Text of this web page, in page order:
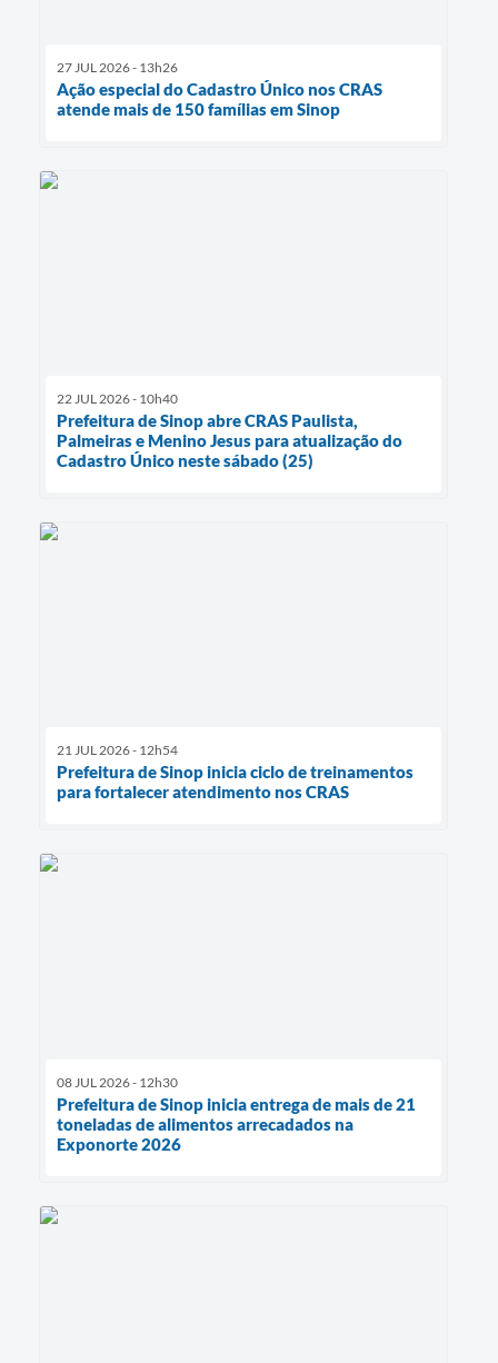
27 JUL 2026 - 13h26
Ação especial do Cadastro Único nos CRAS
atende mais de 150 famílias em Sinop
22 JUL 2026 - 10h40
Prefeitura de Sinop abre CRAS Paulista,
Palmeiras e Menino Jesus para atualização do
Cadastro Único neste sábado (25)
21 JUL 2026 - 12h54
Prefeitura de Sinop inicia ciclo de treinamentos
para fortalecer atendimento nos CRAS
08 JUL 2026 - 12h30
Prefeitura de Sinop inicia entrega de mais de 21
toneladas de alimentos arrecadados na
Exponorte 2026